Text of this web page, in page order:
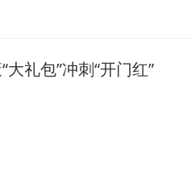
礼包”冲刺“开门红”